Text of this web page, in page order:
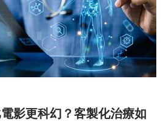
影更科幻？客製化治療如